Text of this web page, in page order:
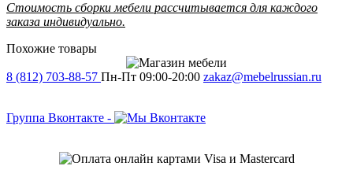
Стоимость сборки мебели рассчитывается для каждого
заказа индивидуально.
Похожие товары
8 (812) 703-88-57 Пн-Пт 09:00-20:00 zakaz@mebelrussian.ru
Группа Вконтакте -